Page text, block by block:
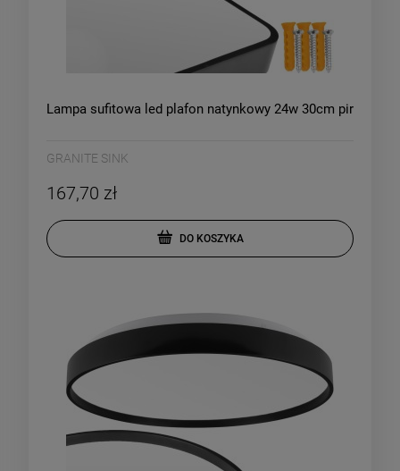
Lampa sufitowa led plafon natynkowy 24w 30cm pir
GRANITE SINK
167,70 zł
DO KOSZYKA